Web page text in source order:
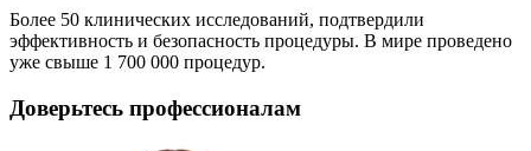
Более 50 клинических исследований, подтвердили
эффективность и безопасность процедуры. В мире проведено
уже свыше 1 700 000 процедур.
Доверьтесь профессионалам